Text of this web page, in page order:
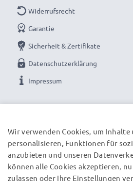
Konnektivität entwickelt
für schnelle Lieferung & 3 Jahre
Widerrufsrecht
Garantie
Sicherheit & Zertifikate
Datenschutzerklärung
Impressum
UNSERE VERSANDPARTNER
Wir verwenden Cookies, um Inhalte
personalisieren, Funktionen für
anzubieten und unseren
können alle Cookies akzeptieren,
zulassen oder Ihre Einstellungen